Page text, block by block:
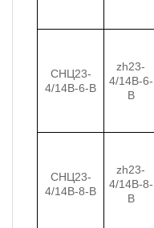
СНЦ23-
4/14В-6-В
zh23-
4/14B-6-
B
СНЦ23-
4/14В-8-В
zh23-
4/14B-8-
B